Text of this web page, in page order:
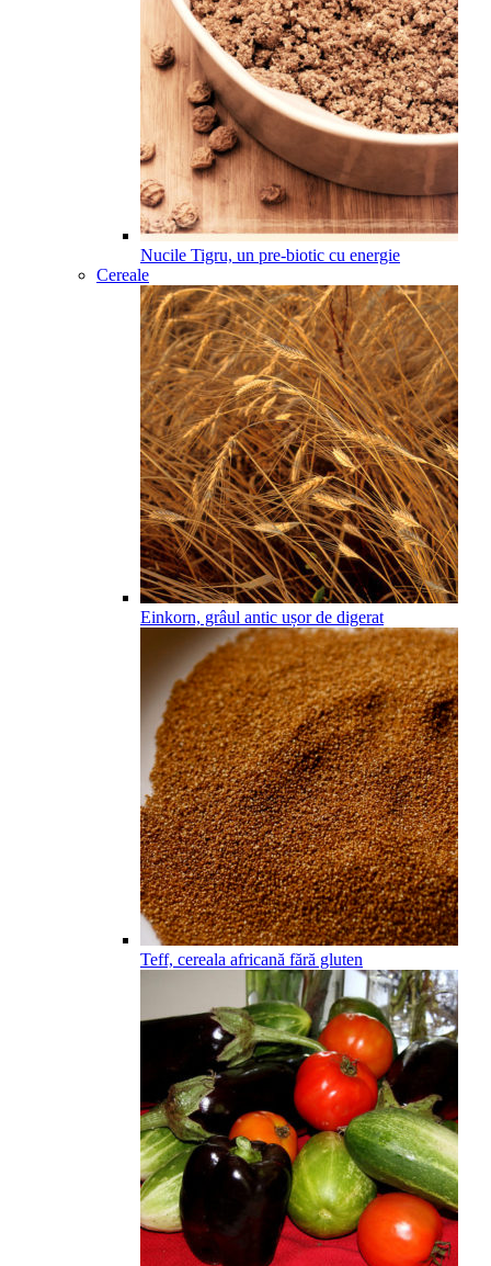
Nucile Tigru, un pre-biotic cu energie
Cereale
Einkorn, grâul antic ușor de digerat
Teff, cereala africană fără gluten